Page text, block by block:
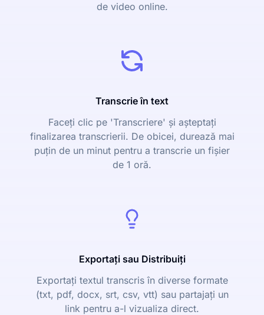
de video online.
Transcrie în text
Faceți clic pe 'Transcriere' și așteptați
finalizarea transcrierii. De obicei, durează mai
puțin de un minut pentru a transcrie un fișier
de 1 oră.
Exportați sau Distribuiți
Exportați textul transcris în diverse formate
(txt, pdf, docx, srt, csv, vtt) sau partajați un
link pentru a-l vizualiza direct.